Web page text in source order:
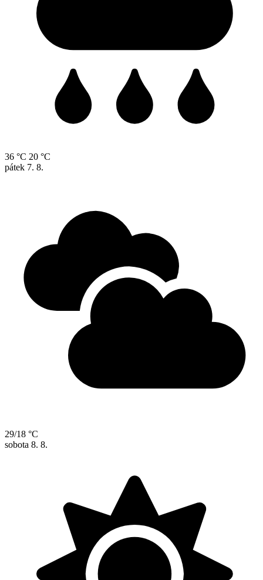
36 °C 20 °C
pátek 7. 8.
29/18 °C
sobota 8. 8.